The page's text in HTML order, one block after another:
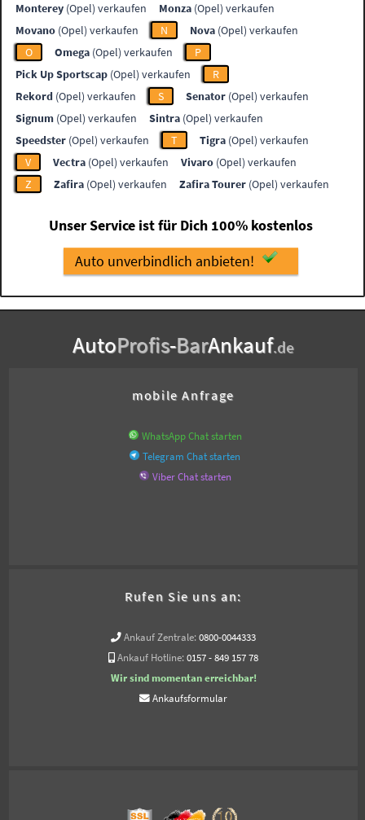
Monterey (Opel) verkaufen Monza (Opel) verkaufen
Movano (Opel) verkaufen N Nova (Opel) verkaufen
O
Omega (Opel) verkaufen
P
Pick Up Sportscap (Opel) verkaufen
R
Rekord (Opel) verkaufen S Senator (Opel) verkaufen
Signum (Opel) verkaufen Sintra (Opel) verkaufen
Speedster (Opel) verkaufen T Tigra (Opel) verkaufen
V
Vectra (Opel) verkaufen Vivaro (Opel) verkaufen
Z
Zafira (Opel) verkaufen Zafira Tourer (Opel) verkaufen
Unser Service ist für Dich 100% kostenlos
Auto unverbindlich anbieten!
AutoProfis-BarAnkauf.de
mobile Anfrage
WhatsApp Chat starten
Telegram Chat starten
Viber Chat starten
Rufen Sie uns an:
Ankauf Zentrale: 0800-0044333
Ankauf Hotline: 0157 - 849 157 78
Wir sind momentan erreichbar!
Ankaufsformular